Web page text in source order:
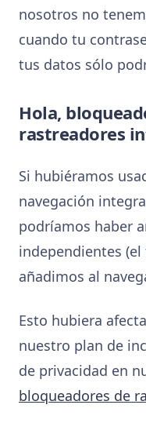
nosotros no
cuando tu
tus datos sólo
Hola,
rastreadores
Si hubiéramos
navegación
podríamos haber
independientes
añadimos al
Esto hubiera
nuestro plan de
de privacidad en
bloqueadores de